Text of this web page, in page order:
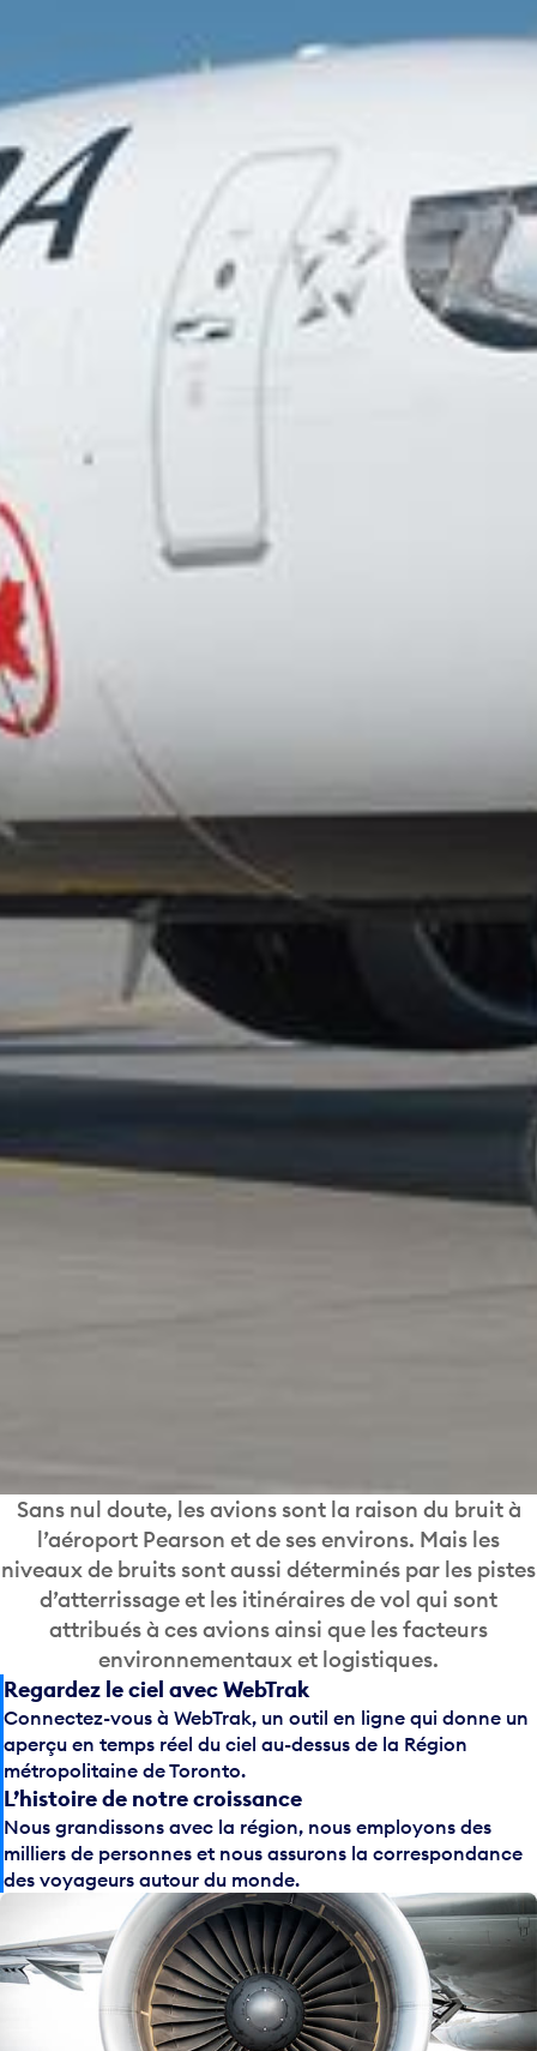
Sans nul doute, les avions sont la raison du bruit à
l’aéroport Pearson et de ses environs. Mais les
niveaux de bruits sont aussi déterminés par les pistes
d’atterrissage et les itinéraires de vol qui sont
attribués à ces avions ainsi que les facteurs
environnementaux et logistiques.
Regardez le ciel avec WebTrak
Connectez-vous à WebTrak, un outil en ligne qui donne un
aperçu en temps réel du ciel au-dessus de la Région
métropolitaine de Toronto.
L’histoire de notre croissance
Nous grandissons avec la région, nous employons des
milliers de personnes et nous assurons la correspondance
des voyageurs autour du monde.